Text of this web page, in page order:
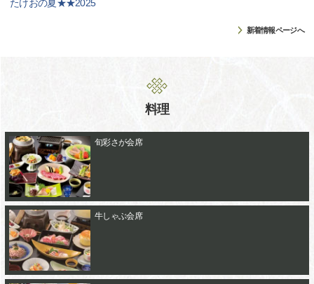
たけおの夏★★2025
新着情報ページへ
料理
旬彩さが会席
牛しゃぶ会席